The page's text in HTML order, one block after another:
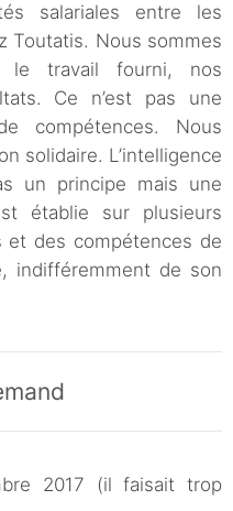
salariales entre les
Toutatis. Nous sommes
le travail fourni, nos
Ce n’est pas une
compétences. Nous
solidaire. L’intelligence
un principe mais une
établie sur plusieurs
et des compétences de
indifféremment de son
2017 (il faisait trop